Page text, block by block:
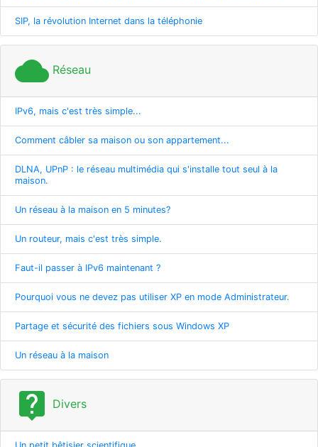
SIP, la révolution Internet dans la téléphonie
cloud Réseau
IPv6, mais c'est très simple...
Comment câbler sa maison ou son appartement...
DLNA, UPnP : le réseau multimédia qui s'installe tout seul à la
maison.
Un réseau à la maison en 5 minutes?
Un routeur, mais c'est très simple.
Faut-il passer à IPv6 maintenant ?
Pourquoi vous ne devez pas utiliser XP en mode Administrateur.
Partage et sécurité des fichiers sous Windows XP
Un réseau à la maison
live_help Divers